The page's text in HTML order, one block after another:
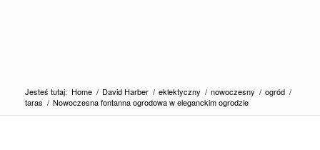
Jesteś tutaj: Home / David Harber / eklektyczny / nowoczesny / ogród /
taras / Nowoczesna fontanna ogrodowa w eleganckim ogrodzie